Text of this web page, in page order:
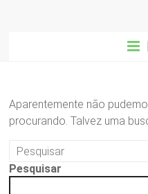
Aparentemente não
procurando. Talvez uma
Pesquisar